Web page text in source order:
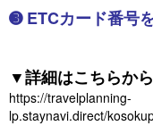
➌ ETCカード番号
▼詳細はこちらから
https://travelplanning-
lp.staynavi.direct/